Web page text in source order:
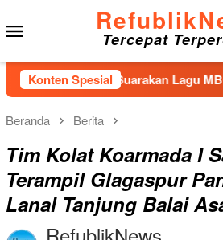
ke
konten
Tercepat
Konten Spesial
Suarakan Lagu MBG untuk
Beranda Berita
Tim Kolat Koarmada I
Terampil Glagaspur
Lanal Tanjung Balai